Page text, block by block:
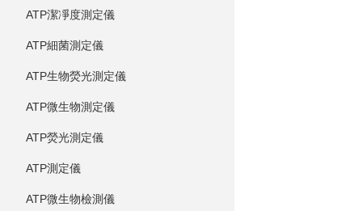
ATP潔凈度測定儀
ATP細菌測定儀
ATP生物熒光測定儀
ATP微生物測定儀
ATP熒光測定儀
ATP測定儀
ATP微生物檢測儀